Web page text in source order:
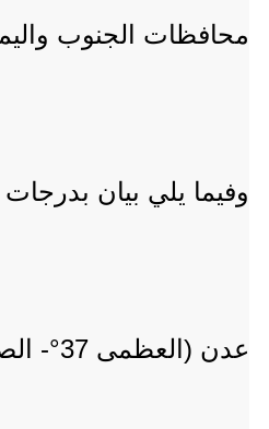
محافظات الجنوب
وفيما يلي بيان
عدن (العظمى 37°- الصغرى 30°)